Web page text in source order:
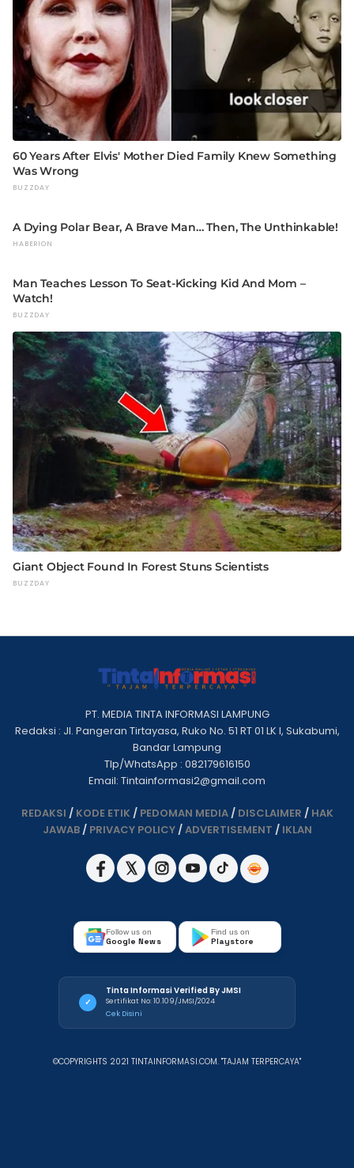
PT. MEDIA TINTA INFORMASI LAMPUNG
Redaksi : Jl. Pangeran Tirtayasa, Ruko No. 51 RT 01 LK I, Sukabumi,
Bandar Lampung
Tlp/WhatsApp : 082179616150
Email: Tintainformasi2@gmail.com
REDAKSI / KODE ETIK / PEDOMAN MEDIA/ DISCLAIMER / HAK
JAWAB/ PRIVACY POLICY/ADVERTISEMENT / IKLAN
Follow us on
Google News
Find us on
Playstore
✓
Tinta Informasi Verified By JMSI
Sertifikat No: 10.109/JMSI/2024
Cek Disini
©COPYRIGHTS 2021 TINTAINFORMASI.COM. "TAJAM TERPERCAYA"